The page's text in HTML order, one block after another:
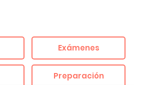
Exámenes
Preparación